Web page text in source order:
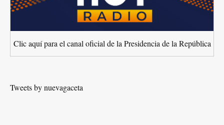
Clic aquí para el canal oficial de la Presidencia de la República
Tweets by nuevagaceta